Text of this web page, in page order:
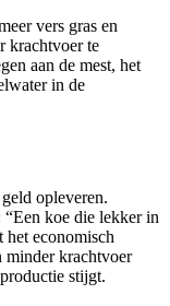
vers gras en
krachtvoer te
aan de mest, het
in de
opleveren.
koe die lekker in
het economisch
minder krachtvoer
stijgt.